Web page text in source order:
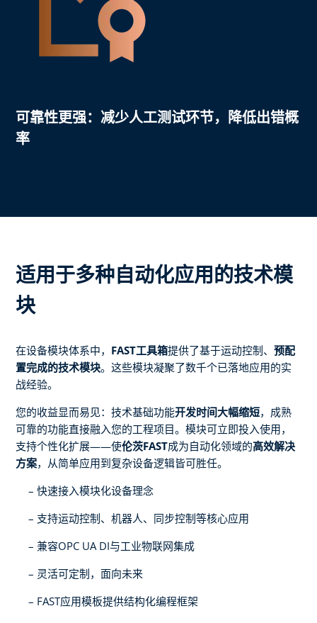
可靠性更强： 减少人工测试环节，降低出错概
率
适用于多种自动化应用的技术模
块
在设备模块体系中， FAST工具箱提供了基于运动控制、 预配
置完成的技术模块。这些模块凝聚了数千个已落地应用的实
战经验。
您的收益显而易见：技术基础功能开发时间大幅缩短，成熟
可靠的功能直接融入您的工程项目。模块可立即投入使用，
支持个性化扩展——使伦茨FAST成为自动化领域的高效解决
方案，从简单应用到复杂设备逻辑皆可胜任。
快速接入模块化设备理念
支持运动控制、机器人、同步控制等核心应用
兼容OPC UA DI与工业物联网集成
灵活可定制，面向未来
FAST应用模板提供结构化编程框架